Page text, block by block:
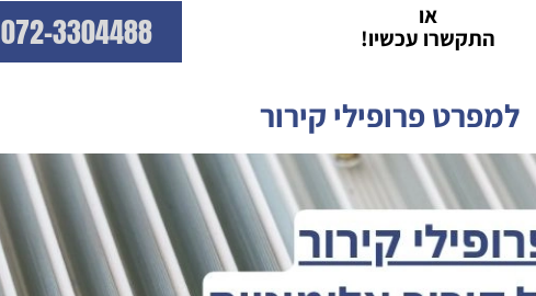
או
התקשרו עכשיו!
072-3304488
למפרט פרופילי קירור